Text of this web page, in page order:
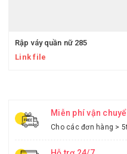
Rập váy quần nữ 285
Link file
Miễn phí vận
Cho các đơn hàng >